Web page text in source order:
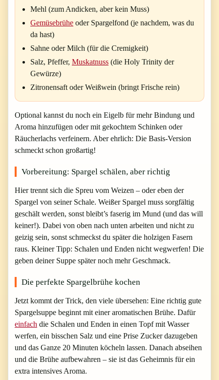
Mehl (zum Andicken, aber kein Muss)
Gemüsebrühe oder Spargelfond (je nachdem, was du
da hast)
Sahne oder Milch (für die Cremigkeit)
Salz, Pfeffer, Muskatnuss (die Holy Trinity der
Gewürze)
Zitronensaft oder Weißwein (bringt Frische rein)
Optional kannst du noch ein Eigelb für mehr Bindung und
Aroma hinzufügen oder mit gekochtem Schinken oder
Räucherlachs verfeinern. Aber ehrlich: Die Basis-Version
schmeckt schon großartig!
Vorbereitung: Spargel schälen, aber richtig
Hier trennt sich die Spreu vom Weizen – oder eben der
Spargel von seiner Schale. Weißer Spargel muss sorgfältig
geschält werden, sonst bleibt’s faserig im Mund (und das will
keiner!). Dabei von oben nach unten arbeiten und nicht zu
geizig sein, sonst schmeckst du später die holzigen Fasern
raus. Kleiner Tipp: Schalen und Enden nicht wegwerfen! Die
geben deiner Suppe später noch mehr Geschmack.
Die perfekte Spargelbrühe kochen
Jetzt kommt der Trick, den viele übersehen: Eine richtig gute
Spargelsuppe beginnt mit einer aromatischen Brühe. Dafür
einfach die Schalen und Enden in einen Topf mit Wasser
werfen, ein bisschen Salz und eine Prise Zucker dazugeben
und das Ganze 20 Minuten köcheln lassen. Danach abseihen
und die Brühe aufbewahren – sie ist das Geheimnis für ein
extra intensives Aroma.